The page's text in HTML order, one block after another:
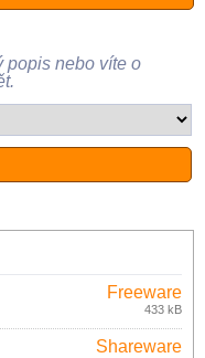
popis nebo víte o
Freeware
433 kB
Shareware